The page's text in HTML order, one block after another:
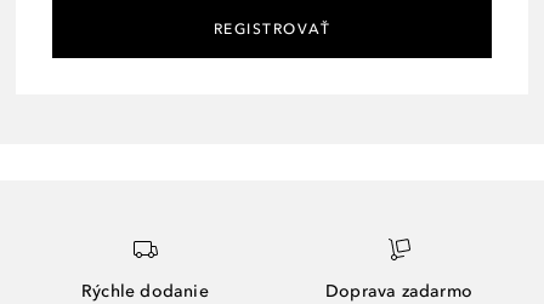
REGISTROVAŤ
Rýchle dodanie
Doprava zadarmo